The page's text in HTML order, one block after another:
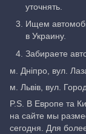
уточнять.
Ищем
в Украину.
Забираете
м. Дніпро, вул.
м. Львів, вул.
P.S. В Европе та
на сайте мы
сегодня. Для